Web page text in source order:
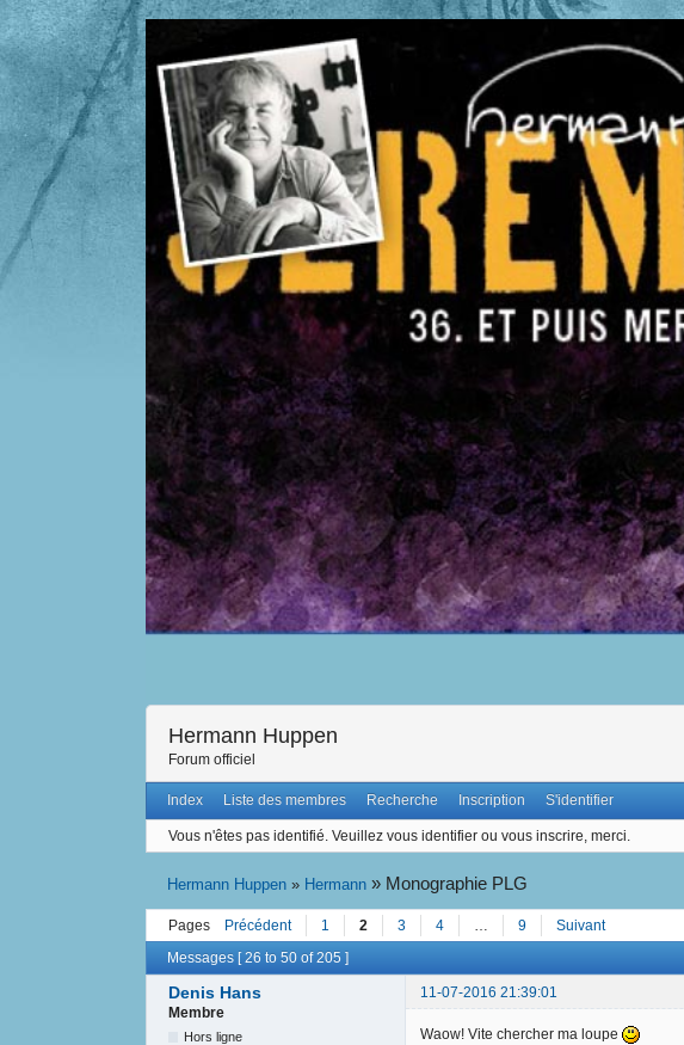
Hermann Huppen
Forum officiel
Index Liste des membres Recherche Inscription S'identifier
Vous n'êtes pas identifié. Veuillez vous identifier ou vous inscrire, merci.
Hermann Huppen » Hermann » Monographie PLG
Pages Précédent 1 2 3 4 9 Suivant
Messages [ 26 to 50 of 205 ]
Denis Hans
11-07-2016 21:39:01
Membre
Hors ligne Waow! Vite chercher ma loupe